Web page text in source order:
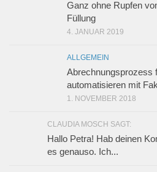
Ganz ohne Rupfen
Füllung
4. JANUAR 2019
ALLGEMEIN
Abrechnungsprozess
automatisieren mit
1. NOVEMBER 2018
CLAUDIA MOSCH SAGT:
Hallo Petra! Hab deinen
es genauso. Ich...